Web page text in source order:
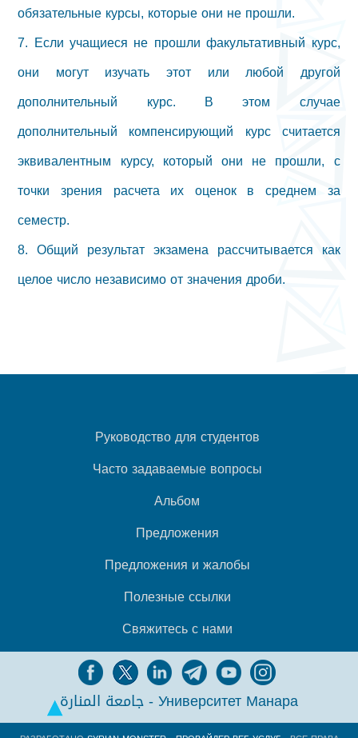
обязательные курсы, которые они не прошли.
7. Если учащиеся не прошли факультативный курс,
они могут изучать этот или любой другой
дополнительный курс. В этом случае
дополнительный компенсирующий курс считается
эквивалентным курсу, который они не прошли, с
точки зрения расчета их оценок в среднем за
семестр.
8. Общий результат экзамена рассчитывается как
целое число независимо от значения дроби.
Руководство для студентов
Часто задаваемые вопросы
Альбом
Предложения
Предложения и жалобы
Полезные ссылки
Свяжитесь с нами
جامعة المنارة - Университет Манара